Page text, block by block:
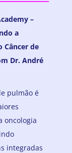
–
a
Câncer de
Dr. André
pulmão é
oncologia
integradas